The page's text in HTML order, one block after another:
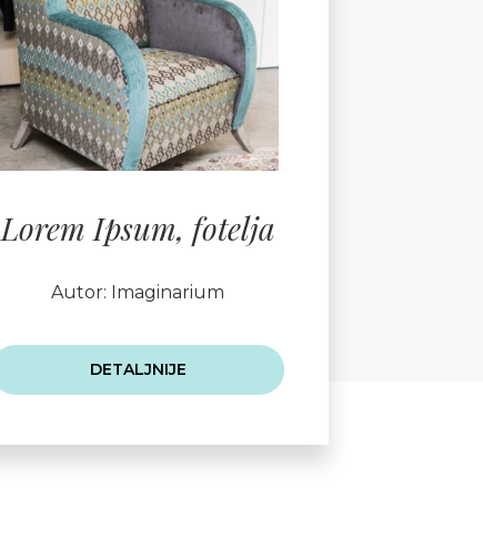
Lorem Ipsum, fotelja
Autor: Imaginarium
DETALJNIJE